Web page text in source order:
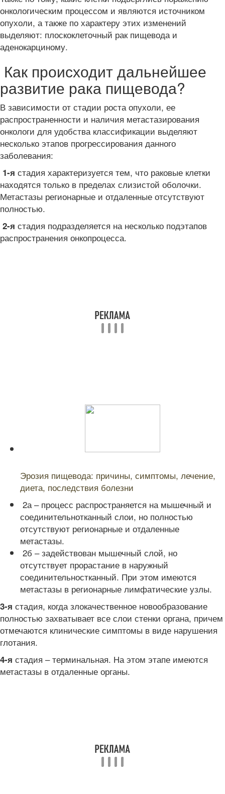
онкологическим процессом и являются источником
опухоли, а также по характеру этих изменений
выделяют: плоскоклеточный рак пищевода и
аденокарциному.
Как происходит дальнейшее
развитие рака пищевода?
В зависимости от стадии роста опухоли, ее
распространенности и наличия метастазирования
онкологи для удобства классификации выделяют
несколько этапов прогрессирования данного
заболевания:
1-я стадия характеризуется тем, что раковые клетки
находятся только в пределах слизистой оболочки.
Метастазы регионарные и отдаленные отсутствуют
полностью.
2-я стадия подразделяется на несколько подэтапов
распространения онкопроцесса.
Эрозия пищевода: причины, симптомы, лечение,
диета, последствия болезни
2а – процесс распространяется на мышечный и
соединительнотканный слои, но полностью
отсутствуют регионарные и отдаленные
метастазы.
2б – задействован мышечный слой, но
отсутствует прорастание в наружный
соединительностканный. При этом имеются
метастазы в регионарные лимфатические узлы.
3-я стадия, когда злокачественное новообразование
полностью захватывает все слои стенки органа, причем
отмечаются клинические симптомы в виде нарушения
глотания.
4-я стадия – терминальная. На этом этапе имеются
метастазы в отдаленные органы.